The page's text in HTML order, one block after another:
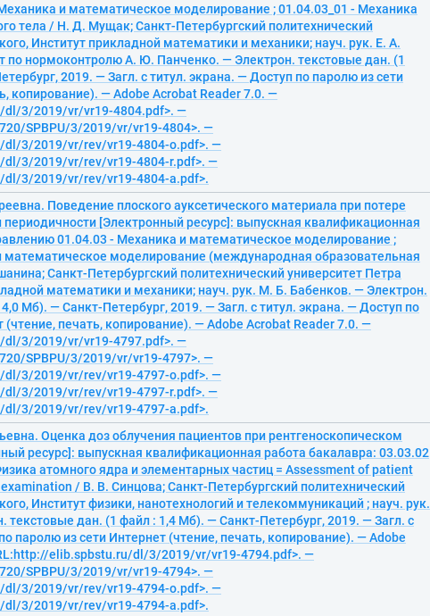
и математическое моделирование ; 01.04.03_01 - Механика
тела / Н. Д. Мущак; Санкт-Петербургский политехнический
Институт прикладной математики и механики; науч. рук. Е. А.
по нормоконтролю А. Ю. Панченко. — Электрон. текстовые дан. (1
2019. — Загл. с титул. экрана. — Доступ по паролю из сети
копирование). — Adobe Acrobat Reader 7.0. —
dl/3/2019/vr/vr19-4804.pdf>. —
SPBPU/3/2019/vr/vr19-4804>. —
dl/3/2019/vr/rev/vr19-4804-o.pdf>. —
dl/3/2019/vr/rev/vr19-4804-r.pdf>. —
dl/3/2019/vr/rev/vr19-4804-a.pdf>.
Поведение плоского ауксетического материала при потере
периодичности [Электронный ресурс]: выпускная квалификационная
01.04.03 - Механика и математическое моделирование ;
математическое моделирование (международная образовательная
Санкт-Петербургский политехнический университет Петра
математики и механики; науч. рук. М. Б. Бабенков. — Электрон.
Мб). — Санкт-Петербург, 2019. — Загл. с титул. экрана. — Доступ по
(чтение, печать, копирование). — Adobe Acrobat Reader 7.0. —
dl/3/2019/vr/vr19-4797.pdf>. —
SPBPU/3/2019/vr/vr19-4797>. —
dl/3/2019/vr/rev/vr19-4797-o.pdf>. —
dl/3/2019/vr/rev/vr19-4797-r.pdf>. —
dl/3/2019/vr/rev/vr19-4797-a.pdf>.
Оценка доз облучения пациентов при рентгеноскопическом
ресурс]: выпускная квалификационная работа бакалавра: 03.03.02
атомного ядра и элементарных частиц = Assessment of patient
/ В. В. Синцова; Санкт-Петербургский политехнический
Институт физики, нанотехнологий и телекоммуникаций ; науч. рук.
текстовые дан. (1 файл : 1,4 Мб). — Санкт-Петербург, 2019. — Загл. с
паролю из сети Интернет (чтение, печать, копирование). — Adobe
elib.spbstu.ru/dl/3/2019/vr/vr19-4794.pdf>. —
SPBPU/3/2019/vr/vr19-4794>. —
dl/3/2019/vr/rev/vr19-4794-o.pdf>. —
dl/3/2019/vr/rev/vr19-4794-a.pdf>.